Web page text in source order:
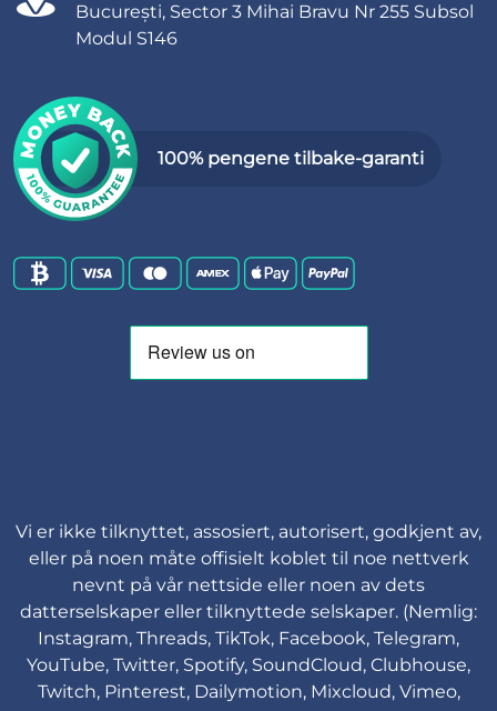
București, Sector 3 Mihai Bravu Nr 255 Subsol
Modul S146
100% pengene tilbake-garanti
Vi er ikke tilknyttet, assosiert, autorisert, godkjent av,
eller på noen måte offisielt koblet til noe nettverk
nevnt på vår nettside eller noen av dets
datterselskaper eller tilknyttede selskaper. (Nemlig:
Instagram, Threads, TikTok, Facebook, Telegram,
YouTube, Twitter, Spotify, SoundCloud, Clubhouse,
Twitch, Pinterest, Dailymotion, Mixcloud, Vimeo,